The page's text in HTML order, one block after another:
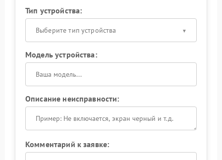
Тип устройства:
Выберите тип устройства
Модель устройства:
Описание неисправности:
Комментарий к заявке: